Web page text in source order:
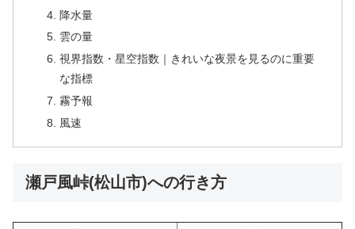
降水量
雲の量
視界指数・星空指数｜きれいな夜景を見るのに重要
な指標
霧予報
風速
瀬戸風峠(松山市)への行き方